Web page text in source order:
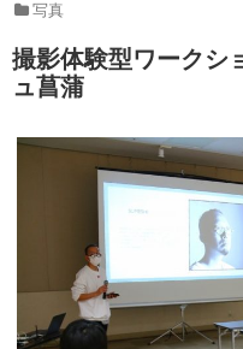
写真
撮影体験型ワークシ
ュ菖蒲